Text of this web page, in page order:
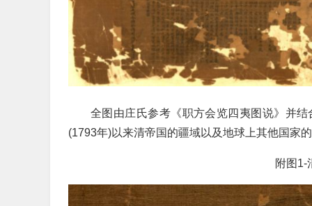
全图由庄氏参考《职方会览四夷图说》并
(1793年)以来清帝国的疆域以及地球上其他国家
附图1-